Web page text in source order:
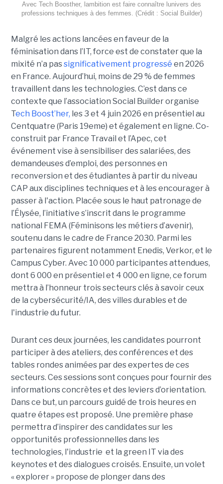
Avec Tech Boosther, lambition est faire connaître lunivers des
professions techniques à des femmes. (Crédit : Social Builder)
Malgré les actions lancées en faveur de la
féminisation dans l’IT, force est de constater que la
mixité n’a passignificativement progressé en 2026
en France. Aujourd’hui, moins de 29 % de femmes
travaillent dans les technologies. C’est dans ce
contexte que l’association Social Builder organise
Tech Boost’her, les 3 et 4 juin 2026 en présentiel au
Centquatre (Paris 19eme) et également en ligne. Co-
construit par France Travail et l’Apec, cet
événement vise à sensibiliser des salariées, des
demandeuses d’emploi, des personnes en
reconversion et des étudiantes à partir du niveau
CAP aux disciplines techniques et à les encourager à
passer à l'action. Placée sous le haut patronage de
l’Élysée, l’initiative s’inscrit dans le programme
national FEMA (Féminisons les métiers d’avenir),
soutenu dans le cadre de France 2030. Parmi les
partenaires figurent notamment Enedis, Verkor, et le
Campus Cyber. Avec 10 000 participantes attendues,
dont 6 000 en présentiel et 4 000 en ligne, ce forum
mettra à l’honneur trois secteurs clés à savoir ceux
de la cybersécurité/IA, des villes durables et de
l'industrie du futur.
Durant ces deux journées, les candidates pourront
participer à des ateliers, des conférences et des
tables rondes animées par des expertes de ces
secteurs. Ces sessions sont conçues pour fournir des
informations concrètes et des leviers d’orientation.
Dans ce but, un parcours guidé de trois heures en
quatre étapes est proposé. Une première phase
permettra d’inspirer des candidates sur les
opportunités professionnelles dans les
technologies, l'industrie et la green IT via des
keynotes et des dialogues croisés. Ensuite, un volet
« explorer » propose de plonger dans des